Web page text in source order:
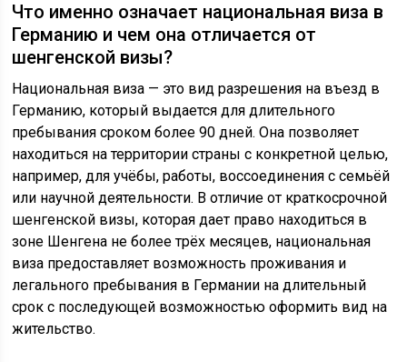
Что именно означает национальная виза в
Германию и чем она отличается от
шенгенской визы?
Национальная виза — это вид разрешения на въезд в
Германию, который выдается для длительного
пребывания сроком более 90 дней. Она позволяет
находиться на территории страны с конкретной целью,
например, для учёбы, работы, воссоединения с семьёй
или научной деятельности. В отличие от краткосрочной
шенгенской визы, которая дает право находиться в
зоне Шенгена не более трёх месяцев, национальная
виза предоставляет возможность проживания и
легального пребывания в Германии на длительный
срок с последующей возможностью оформить вид на
жительство.